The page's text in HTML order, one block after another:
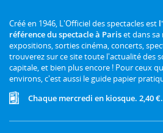
Créé en 1946, L'Officiel des spectacles est
référence du spectacle à Pariset dans sa
expositions, sorties cinéma, concerts,
trouverez sur ce site toute l'actualité des
capitale, et bien plus encore ! Pour ceux
environs, c'est aussi le guide papier
Chaque mercredi en kiosque. 2,40 €.